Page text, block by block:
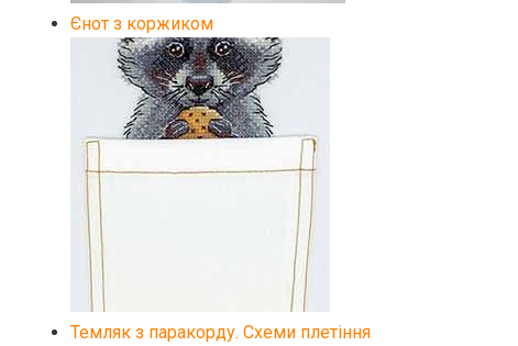
Єнот з коржиком
Темляк з паракорду. Схеми плетіння